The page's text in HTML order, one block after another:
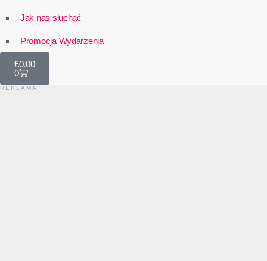
Jak nas słuchać
Promocja Wydarzenia
£0.00
0